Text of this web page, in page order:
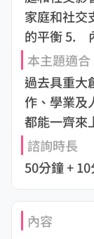
家庭和社交
的平衡 5.
本主題適合
過去具重大
作、學業及
都能一齊來
諮詢時長
50分鐘 +
內容